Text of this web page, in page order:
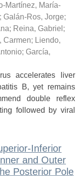
Martínez, María-
; Galán-Ros, Jorge;
; Reina, Gabriel ;
Carmen; Liendo,
; García,
accelerates liver
B, yet remains
double reflex
followed by viral
Inferior
and Outer
Posterior Pole